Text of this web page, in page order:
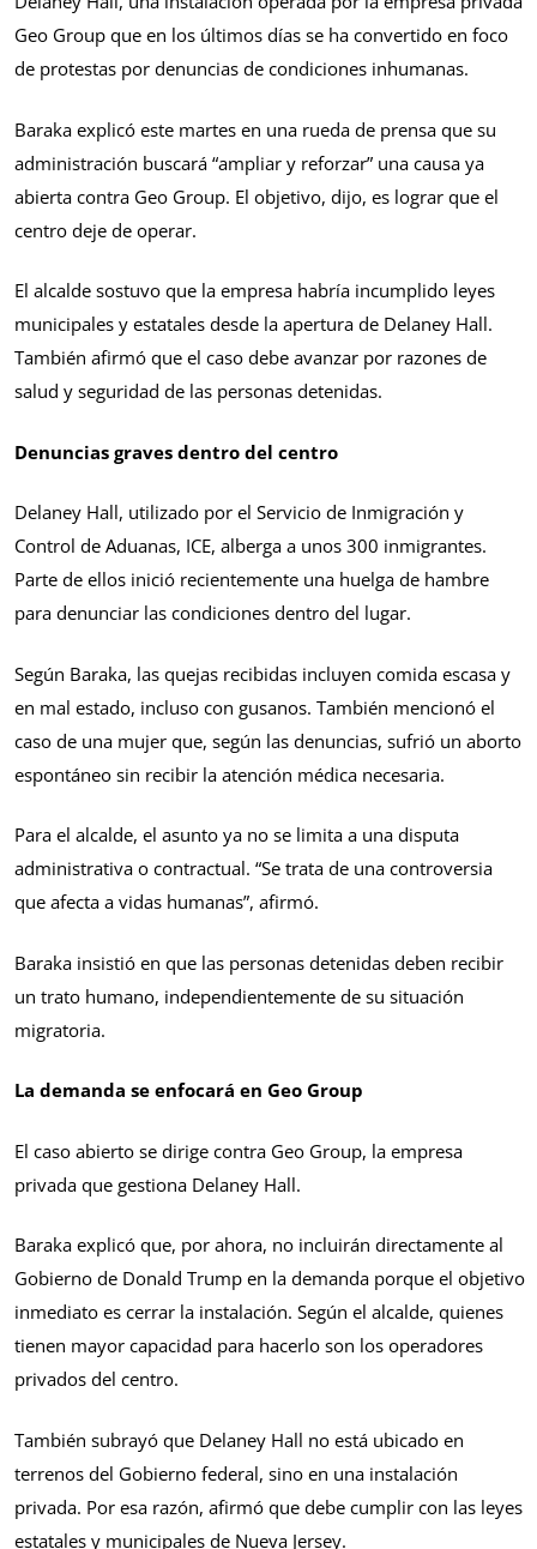
Geo Group que en los últimos días se ha convertido en foco
de protestas por denuncias de condiciones inhumanas.
Baraka explicó este martes en una rueda de prensa que su
administración buscará “ampliar y reforzar” una causa ya
abierta contra Geo Group. El objetivo, dijo, es lograr que el
centro deje de operar.
El alcalde sostuvo que la empresa habría incumplido leyes
municipales y estatales desde la apertura de Delaney Hall.
También afirmó que el caso debe avanzar por razones de
salud y seguridad de las personas detenidas.
Denuncias graves dentro del centro
Delaney Hall, utilizado por el Servicio de Inmigración y
Control de Aduanas, ICE, alberga a unos 300 inmigrantes.
Parte de ellos inició recientemente una huelga de hambre
para denunciar las condiciones dentro del lugar.
Según Baraka, las quejas recibidas incluyen comida escasa y
en mal estado, incluso con gusanos. También mencionó el
caso de una mujer que, según las denuncias, sufrió un aborto
espontáneo sin recibir la atención médica necesaria.
Para el alcalde, el asunto ya no se limita a una disputa
administrativa o contractual. “Se trata de una controversia
que afecta a vidas humanas”, afirmó.
Baraka insistió en que las personas detenidas deben recibir
un trato humano, independientemente de su situación
migratoria.
La demanda se enfocará en Geo Group
El caso abierto se dirige contra Geo Group, la empresa
privada que gestiona Delaney Hall.
Baraka explicó que, por ahora, no incluirán directamente al
Gobierno de Donald Trump en la demanda porque el objetivo
inmediato es cerrar la instalación. Según el alcalde, quienes
tienen mayor capacidad para hacerlo son los operadores
privados del centro.
También subrayó que Delaney Hall no está ubicado en
terrenos del Gobierno federal, sino en una instalación
privada. Por esa razón, afirmó que debe cumplir con las leyes
estatales y municipales de Nueva Jersey.